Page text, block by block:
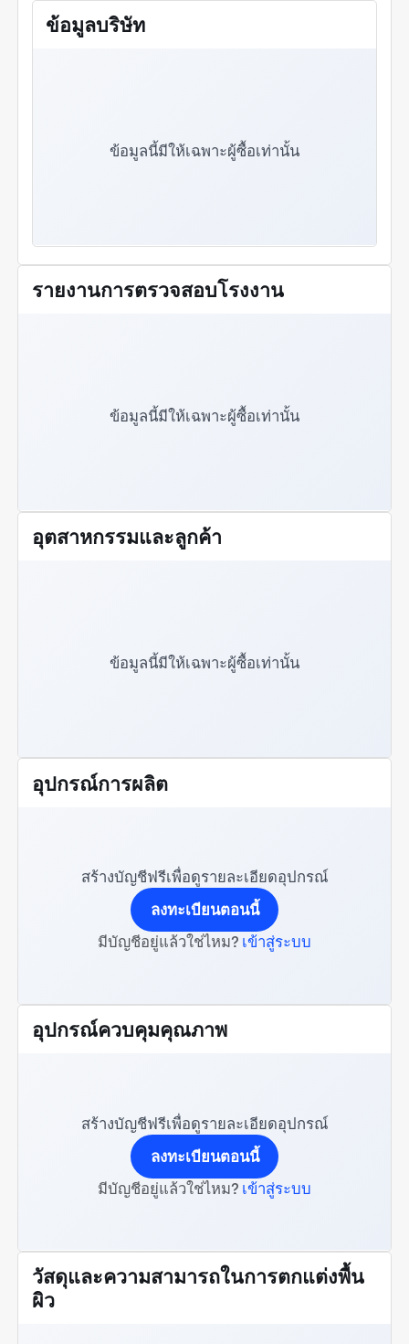
ให้กับการจัดการคุณภาพการออกแบบกระบวนการ
ของทีมของเรา: "ความไว้วางใจที่ชนะผ่านเทคโนโลยี
การรักษาความปลอดภัยตลาดผ่านการผลิต"
ข้อมูลบริษัท
ข้อมูลนี้มีให้เฉพาะผู้ซื้อเท่านั้น
รายงานการตรวจสอบโรงงาน
ข้อมูลนี้มีให้เฉพาะผู้ซื้อเท่านั้น
อุตสาหกรรมและลูกค้า
ข้อมูลนี้มีให้เฉพาะผู้ซื้อเท่านั้น
อุปกรณ์การผลิต
สร้างบัญชีฟรีเพื่อดูรายละเอียดอุปกรณ์
ลงทะเบียนตอนนี้
มีบัญชีอยู่แล้วใช่ไหม? เข้าสู่ระบบ
อุปกรณ์ควบคุมคุณภาพ
สร้างบัญชีฟรีเพื่อดูรายละเอียดอุปกรณ์
ลงทะเบียนตอนนี้
มีบัญชีอยู่แล้วใช่ไหม? เข้าสู่ระบบ
วัสดุและความสามารถในการตกแต่งพื้น
ผิว